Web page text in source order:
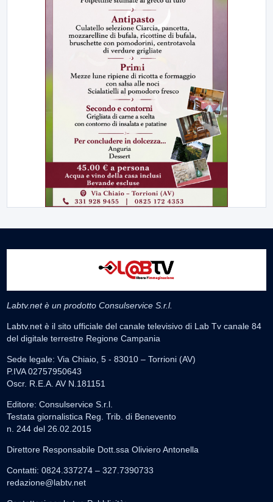
Labtv.net è un prodotto Consulservice S.r.l.
Labtv.net è il sito ufficiale del canale televisivo di Lab Tv canale 84
del digitale terrestre Regione Campania
Sede legale: Via Chiaio, 5 - 83010 – Torrioni (AV)
P.IVA 02757950643
Oscr. R.E.A. AV N.181151
Editore: Consulservice S.r.l.
Testata giornalistica Reg. Trib. di Benevento
n. 244 del 26.02.2015
Direttore Responsabile Dott.ssa Oliviero Antonella
Contatti: 0824.337274 – 327.7390733
redazione@labtv.net